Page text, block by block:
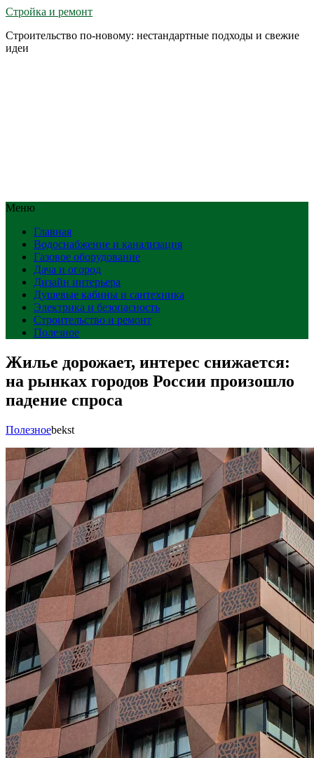
Стройка и ремонт
Строительство по-новому: нестандартные подходы и свежие
идеи
Меню
Главная
Водоснабжение и канализация
Газовое оборудование
Дача и огород
Дизайн интерьера
Душевые кабины и сантехника
Электрика и безопасность
Строительство и ремонт
Полезное
Жилье дорожает, интерес снижается:
на рынках городов России произошло
падение спроса
Полезноеbekst